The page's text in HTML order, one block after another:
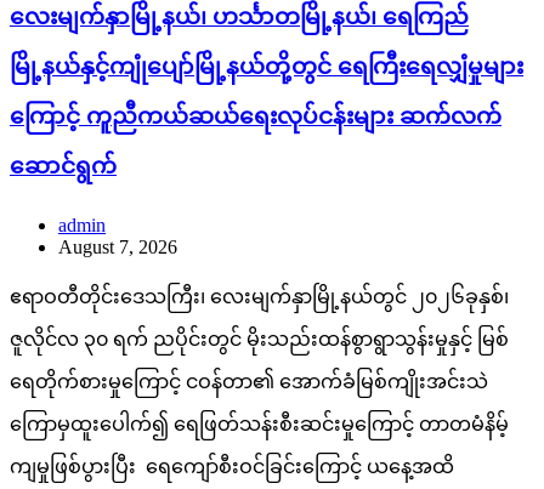
လေးမျက်နှာမြို့နယ်၊ ဟင်္သာတမြို့နယ်၊ ရေကြည်
မြို့နယ်နှင့်ကျုံပျော်မြို့နယ်တို့တွင် ရေကြီးရေလျှံမှုများ
ကြောင့် ကူညီကယ်ဆယ်ရေးလုပ်ငန်းများ ဆက်လက်
ဆောင်ရွက်
admin
August 7, 2026
ဧရာဝတီတိုင်းဒေသကြီး၊ လေးမျက်နှာမြို့နယ်တွင် ၂၀၂၆ခုနှစ်၊
ဇူလိုင်လ ၃၀ ရက် ညပိုင်းတွင် မိုးသည်းထန်စွာရွာသွန်းမှုနှင့် မြစ်
ရေတိုက်စားမှုကြောင့် ငဝန်တာ၏ အောက်ခံမြစ်ကျိုးအင်းသဲ
ကြောမှထူးပေါက်၍ ရေဖြတ်သန်းစီးဆင်းမှုကြောင့် တာတမံနိမ့်
ကျမှုဖြစ်ပွားပြီး ရေကျော်စီးဝင်ခြင်းကြောင့် ယနေ့အထိ